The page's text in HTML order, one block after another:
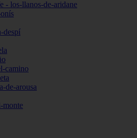
- los-llanos-de-aridane
despí
camino
de-arousa
monte